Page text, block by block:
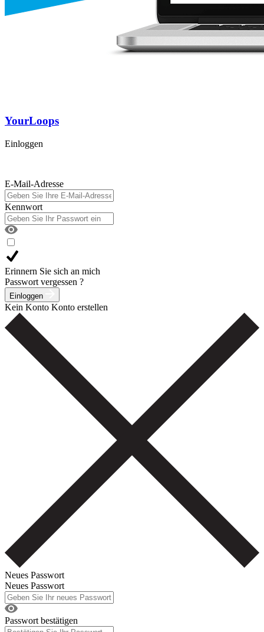
YourLoops
Einloggen
E-Mail-Adresse
Kennwort
Erinnern Sie sich an mich
Passwort vergessen ?
Einloggen
Kein Konto Konto erstellen
Neues Passwort
Neues Passwort
Passwort bestätigen